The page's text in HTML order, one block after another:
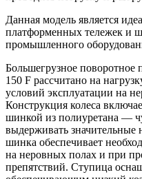
Данная модель является
платформенных тележек и
промышленного
Большегрузное поворотное
150 F рассчитано на
условий эксплуатации на
Конструкция колеса
шинкой из полиуретана —
выдерживать значительные
шинка обеспечивает
на неровных полах и при
препятствий. Ступица